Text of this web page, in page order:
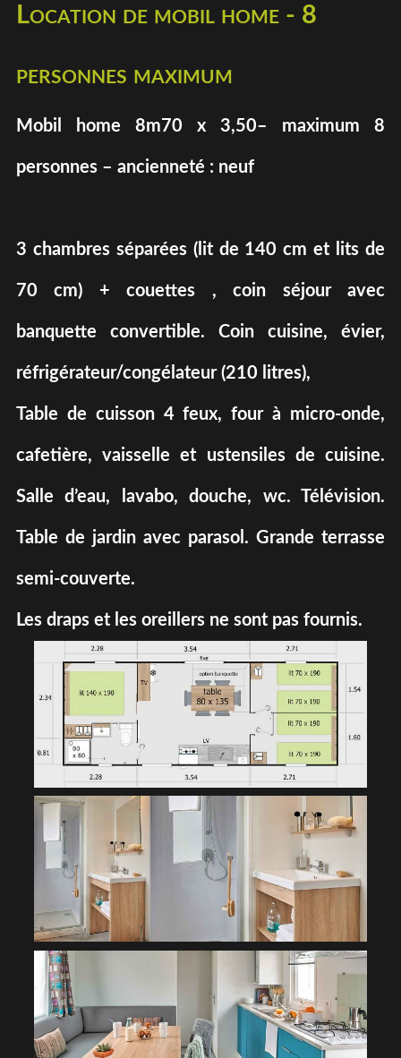
Location de mobil home - 8
personnes maximum
Mobil home 8m70 x 3,50– maximum 8
personnes – ancienneté : neuf
3 chambres séparées (lit de 140 cm et lits de
70 cm) + couettes , coin séjour avec
banquette convertible. Coin cuisine, évier,
réfrigérateur/congélateur (210 litres),
Table de cuisson 4 feux, four à micro-onde,
cafetière, vaisselle et ustensiles de cuisine.
Salle d’eau, lavabo, douche, wc. Télévision.
Table de jardin avec parasol. Grande terrasse
semi-couverte.
Les draps et les oreillers ne sont pas fournis.